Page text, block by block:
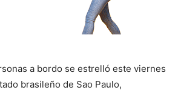
a bordo se estrelló este viernes
brasileño de Sao Paulo,